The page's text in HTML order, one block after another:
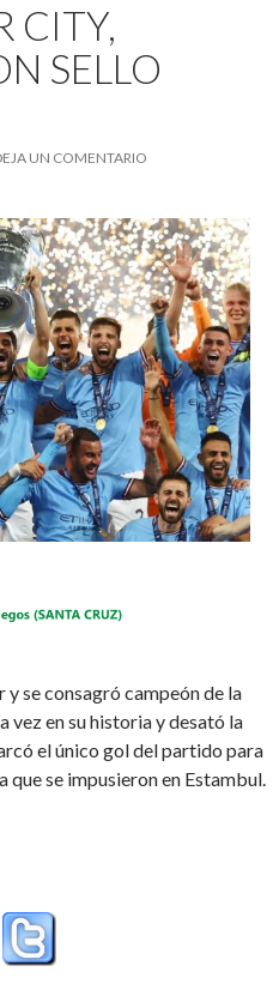
CITY,
SELLO
UN COMENTARIO
se consagró campeón de la
vez en su historia y desató la
el único gol del partido para
se impusieron en Estambul.
campeón con sello Argentino